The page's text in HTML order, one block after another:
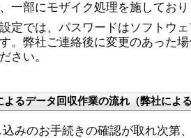
一部にモザイク処理を施してお
定では、パスワードはソフトウ
。弊社ご連絡後に変更のあった
さい。
よるデータ回収作業の流れ（弊社によ
込みのお手続きの確認が取れ次第